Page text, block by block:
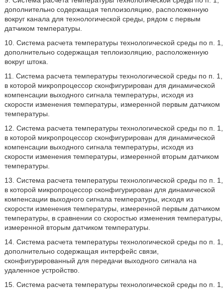
дополнительно содержащая теплоизоляцию, расположенную
вокруг канала для технологической среды, рядом с первым
датчиком температуры.
10. Система расчета температуры технологической среды по п. 1,
дополнительно содержащая теплоизоляцию, расположенную
вокруг штока.
11. Система расчета температуры технологической среды по п. 1,
в которой микропроцессор сконфигурирован для динамической
компенсации выходного сигнала температуры, исходя из
скорости изменения температуры, измеренной первым датчиком
температуры.
12. Система расчета температуры технологической среды по п. 1,
в которой микропроцессор сконфигурирован для динамической
компенсации выходного сигнала температуры, исходя из
скорости изменения температуры, измеренной вторым датчиком
температуры.
13. Система расчета температуры технологической среды по п. 1,
в которой микропроцессор сконфигурирован для динамической
компенсации выходного сигнала температуры, исходя из
скорости изменения температуры, измеренной первым датчиком
температуры, в сравнении со скоростью изменения температуры,
измеренной вторым датчиком температуры.
14. Система расчета температуры технологической среды по п. 1,
дополнительно содержащая интерфейс связи,
сконфигурированный для передачи выходного сигнала на
удаленное устройство.
15. Система расчета температуры технологической среды по п. 1,